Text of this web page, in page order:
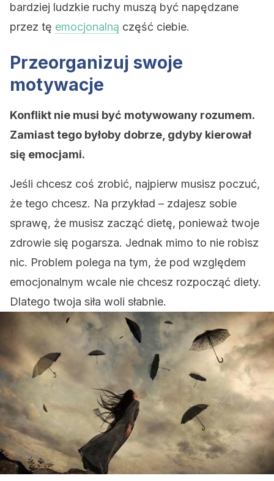
bardziej ludzkie ruchy muszą być napędzane
przez tę emocjonalną część ciebie.
Przeorganizuj swoje
motywacje
Konflikt nie musi być motywowany rozumem.
Zamiast tego byłoby dobrze, gdyby kierował
się emocjami.
Jeśli chcesz coś zrobić, najpierw musisz poczuć,
że tego chcesz. Na przykład – zdajesz sobie
sprawę, że musisz zacząć dietę, ponieważ twoje
zdrowie się pogarsza. Jednak mimo to nie robisz
nic. Problem polega na tym, że pod względem
emocjonalnym wcale nie chcesz rozpocząć diety.
Dlatego twoja siła woli słabnie.